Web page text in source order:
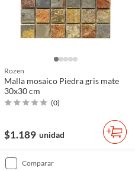
Rozen
Malla mosaico Piedra gris mate
30x30 cm
(0)
$1.189 unidad
comparar